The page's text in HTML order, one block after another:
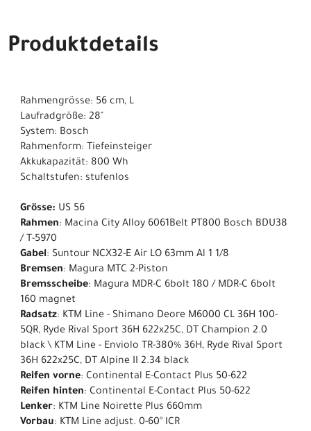
Produktdetails
Rahmengrösse: 56 cm, L
Laufradgröße: 28"
System: Bosch
Rahmenform: Tiefeinsteiger
Akkukapazität: 800 Wh
Schaltstufen: stufenlos
Grösse: US 56
Rahmen: Macina City Alloy 6061Belt PT800 Bosch BDU38
/ T-5970
Gabel: Suntour NCX32-E Air LO 63mm Al 1 1/8
Bremsen: Magura MTC 2-Piston
Bremsscheibe: Magura MDR-C 6bolt 180 / MDR-C 6bolt
160 magnet
Radsatz: KTM Line - Shimano Deore M6000 CL 36H 100-
5QR, Ryde Rival Sport 36H 622x25C, DT Champion 2.0
black \ KTM Line - Enviolo TR-380% 36H, Ryde Rival Sport
36H 622x25C, DT Alpine II 2.34 black
Reifen vorne: Continental E-Contact Plus 50-622
Reifen hinten: Continental E-Contact Plus 50-622
Lenker: KTM Line Noirette Plus 660mm
Vorbau: KTM Line adjust. 0-60° ICR